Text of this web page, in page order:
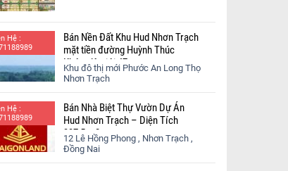
Hệ :
Bán Nền Đất Khu Hud Nhơn Trạch
mặt tiền đường Huỳnh Thúc
Kháng lộ giới 47m
Khu đô thị mới Phước An Long Thọ
Nhơn Trạch
Hệ :
Bán Nhà Biệt Thự Vườn Dự Án
Hud Nhơn Trạch – Diện Tích
337,5 m2
12 Lê Hồng Phong , Nhơn Trạch ,
Đồng Nai